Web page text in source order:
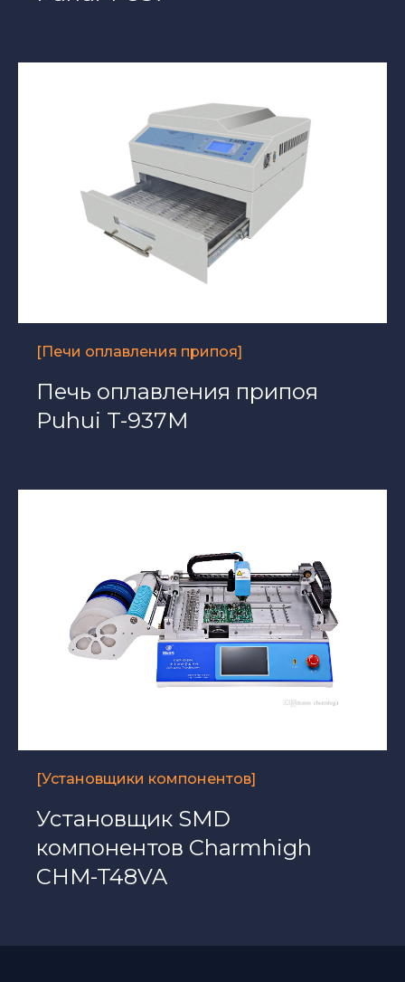
[Печи оплавления припоя]
Печь оплавления припоя
Puhui T-937M
[Установщики компонентов]
Установщик SMD
компонентов Charmhigh
CHM-T48VA